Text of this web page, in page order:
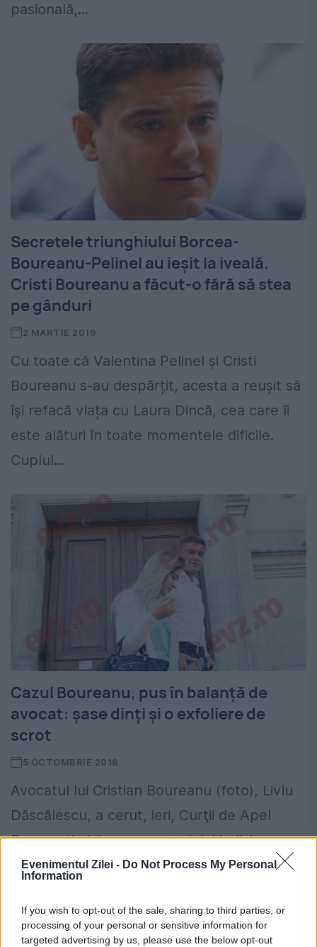
Evenimentul Zilei - Do Not Process My Personal
Information
If you wish to opt-out of the sale, sharing to third parties, or
processing of your personal or sensitive information for
targeted advertising by us, please use the below opt-out
pasională,...
Secretele triunghiului Borcea-
Boureanu-Pelinel au ieșit la iveală.
Cristi Boureanu a făcut-o fără să stea
pe gânduri
2 MARTIE 2019
Cu toate că Valentina Pelinel și Cristi
Boureanu s-au despărțit, acesta a reușit să
își refacă viața cu Laura Dincă, cea care îi
este alături în toate momentele dificile.
Cuplul...
Cazul Boureanu, pus în balanţă de
avocat: şase dinţi şi o exfoliere de
scrot
5 OCTOMBRIE 2018
Avocatul lui Cristian Boureanu (foto), Liviu
Dăscălescu, a cerut, ieri, Curţii de Apel
Bucureşti, ridicarea controlului judiciar
instituit pe numele clientului său,
prezentate...